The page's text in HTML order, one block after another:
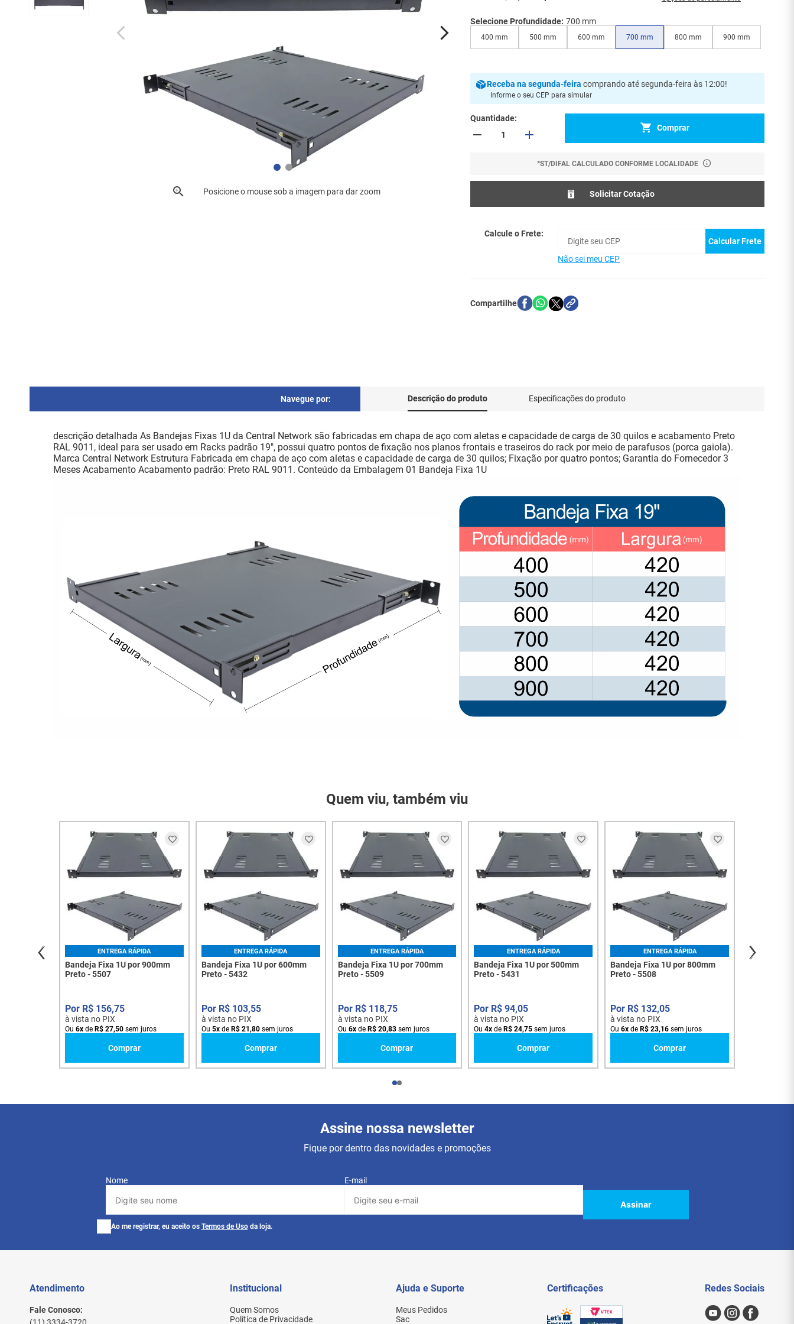
Posicione o mouse sob a imagem para dar zoom
Selecione Profundidade: 700 mm
400 mm 500 mm 600 mm 700 mm 800 mm 900 mm
Recebana segunda-feira comprando até segunda-feira às 12:00!
Informe o seu CEP para simular
Quantidade
Comprar
*ST/DIFAL CALCULADO CONFORME LOCALIDADE
Solicitar Cotação
Calcule o Frete:
Calcular Frete
Não sei meu CEP
Navegue por: Descrição do produto Especificações do produto
descrição detalhada As Bandejas Fixas 1U da Central Network são fabricadas em chapa de aço com aletas e capacidade de carga de 30 quilos e acabamento Preto
RAL 9011, ideal para ser usado em Racks padrão 19", possui quatro pontos de fixação nos planos frontais e traseiros do rack por meio de parafusos (porca gaiola).
Marca Central Network Estrutura Fabricada em chapa de aço com aletas e capacidade de carga de 30 quilos; Fixação por quatro pontos; Garantia do Fornecedor 3
Meses Acabamento Acabamento padrão: Preto RAL 9011. Conteúdo da Embalagem 01 Bandeja Fixa 1U
Quem viu, também viu
ENTREGA RÁPIDA
Bandeja Fixa 1U por 900mm
Preto - 5507
R$ 156,75
à vista no PIX
Ou 6x de R$ 27,50 sem juros
Comprar
ENTREGA RÁPIDA
Bandeja Fixa 1U por 600mm
Preto - 5432
R$ 103,55
à vista no PIX
Ou 5xde R$ 21 ,80sem juros
Comprar
ENTREGA RÁPIDA
Bandeja Fixa 1U por 700mm
Preto - 5509
R$ 118,75
à vista no PIX
Ou 6xde R$ 20,83sem juros
Comprar
ENTREGA RÁPIDA
Bandeja Fixa 1U por 500mm
Preto - 5431
R$ 94,05
à vista no PIX
Ou4x de R$ 24,75 sem juros
Comprar
ENTREGA RÁPIDA
Bandeja Fixa 1U por 800mm
Preto - 5508
R$ 132,05
à vista no PIX
Ou6x de R$ 23,16 sem juros
Comprar
Assine nossa newsletter
Fique por dentro das novidades e promoções
Nome E-mail
Assinar
Ao me registrar, eu aceito os Termos de Uso da loja.
Atendimento
Fale Conosco:
Institucional
Quem Somos
Política de Privacidade
Ajuda e Suporte
Meus Pedidos
Sac
Certificações Redes Sociais